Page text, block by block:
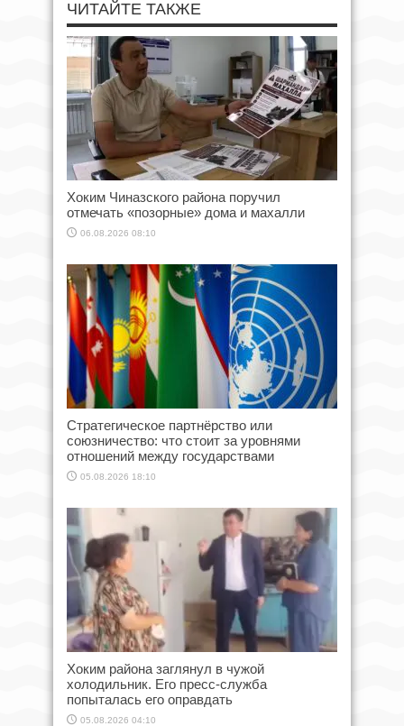
ЧИТАЙТЕ ТАКЖЕ
Хоким Чиназского района поручил
отмечать «позорные» дома и махалли
06.08.2026 08:10
Стратегическое партнёрство или
союзничество: что стоит за уровнями
отношений между государствами
05.08.2026 18:10
Хоким района заглянул в чужой
холодильник. Его пресс-служба
попыталась его оправдать
05.08.2026 04:10